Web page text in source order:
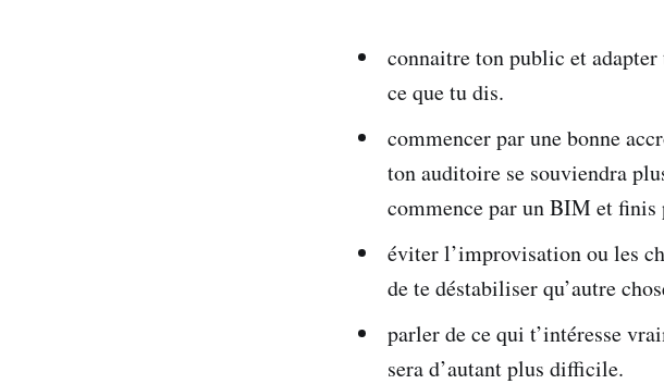
connaitre ton public et
ce que tu dis.
commencer par une bonne
ton auditoire se souviendra
commence par un BIM et finis
éviter l’improvisation ou les
de te déstabiliser qu’autre
parler de ce qui t’intéresse
sera d’autant plus difficile.